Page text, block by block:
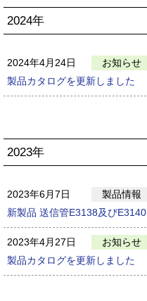
2024年
2024年4月24日
お知らせ
製品カタログを更新しました
2023年
2023年6月7日
製品情報
新製品 送信管E3138及びE3140
2023年4月27日
お知らせ
製品カタログを更新しました